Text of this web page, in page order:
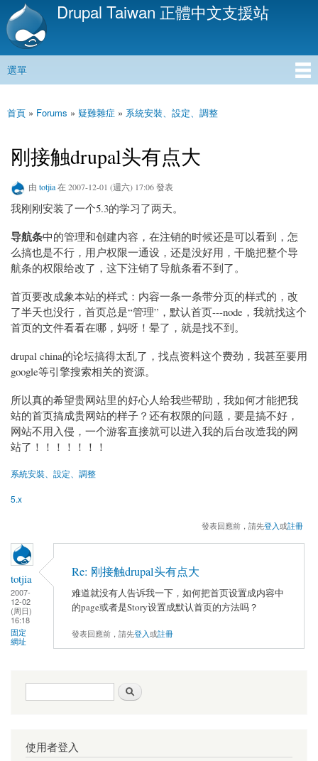
移
內
Drupal Taiwan 正體中文支援站
主選單
選單
您在這裡
首頁 » Forums » 疑難雜症 » 系統安裝、設定、調整
刚接触drupal头有点大
由 totjia在 2007-12-01 (週六) 17:06 發表
我刚刚安装了一个5.3的学习了两天。
导航条中的管理和创建内容，在注销的时候还是可以看到，怎
么搞也是不行，用户权限一通设，还是没好用，干脆把整个导
航条的权限给改了，这下注销了导航条看不到了。
首页要改成象本站的样式：内容一条一条带分页的样式的，改
了半天也没行，首页总是“管理”，默认首页---node，我就找这个
首页的文件看看在哪，妈呀！晕了，就是找不到。
drupal china的论坛搞得太乱了，找点资料这个费劲，我甚至要用
google等引擎搜索相关的资源。
所以真的希望贵网站里的好心人给我些帮助，我如何才能把我
站的首页搞成贵网站的样子？还有权限的问题，要是搞不好，
网站不用入侵，一个游客直接就可以进入我的后台改造我的网
站了！！！！！！！
系統安裝、設定、調整
5.x
發表回應前，請先登入或註冊
totjia
2007-
12-02
(周日)
16:18
固定
網址
Re: 刚接触drupal头有点大
难道就没有人告诉我一下，如何把首页设置成内容中
的page或者是Story设置成默认首页的方法吗？
發表回應前，請先登入或註冊
搜尋表單
使用者登入